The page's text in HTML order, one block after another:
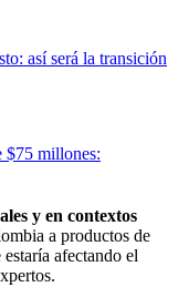
así será la transición
$75 millones:
y en contextos
a productos de
afectando el